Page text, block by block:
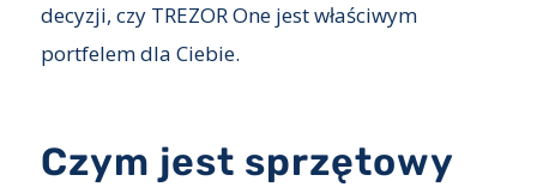
decyzji, czy TREZOR One jest właściwym
portfelem dla Ciebie.
Czym jest sprzętowy